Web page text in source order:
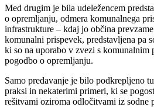
Med drugim je bila udeležencem
o opremljanju, odmera komunalnega
infrastrukture – kdaj jo občina
komunalni prispevek, predstavljena pa
ki so na uporabo v zvezi s komunalnim
pogodbo o opremljanju.
Samo predavanje je bilo podkrepljeno
praksi in nekaterimi primeri, ki se
rešitvami oziroma odločitvami iz sodne